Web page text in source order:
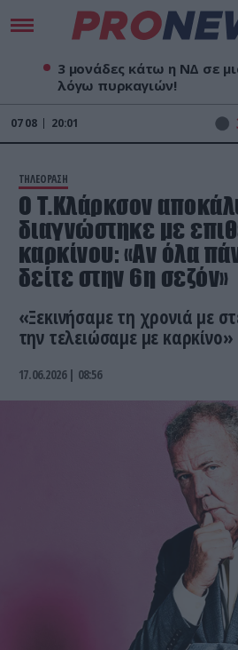
3 μονάδες κάτω η ΝΔ σε
λόγω πυρκαγιών!
07 08 20:01
ΤΗΛΕΟΡΑΣΗ
O Τ.Κλάρκσον
διαγνώστηκε με
καρκίνου: «Αν όλα
δείτε στην 6η σεζόν»
«Ξεκινήσαμε τη χρονιά με
την τελειώσαμε με καρκίνο»
17.06.2026 | 08:56